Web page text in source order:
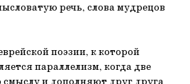
речь, слова мудрецов
поэзии, к которой
параллелизм, когда две